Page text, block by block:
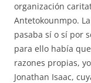
organización
Antetokounmpo.
pasaba sí o sí por
para ello había
razones propias,
Jonathan Isaac,